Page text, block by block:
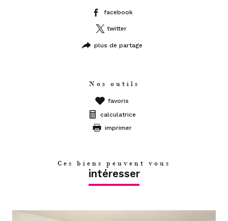
facebook
twitter
plus de partage
Nos outils
favoris
calculatrice
imprimer
Ces biens peuvent vous
intéresser